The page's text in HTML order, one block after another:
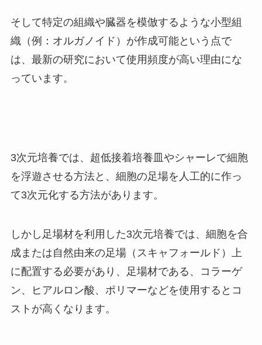
そして特定の組織や臓器を模倣するような小型組
織（例：オルガノイド）が作成可能という点で
は、最新の研究において使用頻度が高い理由にな
っています。
3次元培養では、超低接着培養皿やシャーレで細胞
を浮遊させる方法と、細胞の足場を人工的に作っ
て3次元化する方法があります。
しかし足場材を利用した3次元培養では、細胞を合
成または自然由来の足場（スキャフォールド）上
に配置する必要があり、足場材である、コラーゲ
ン、ヒアルロン酸、ポリマーなどを使用するとコ
ストが高くなります。